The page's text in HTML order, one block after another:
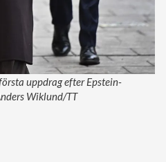
uppdrag efter Epstein-
Wiklund/TT